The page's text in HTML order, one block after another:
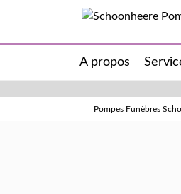
A propos
Pompes Funèbres